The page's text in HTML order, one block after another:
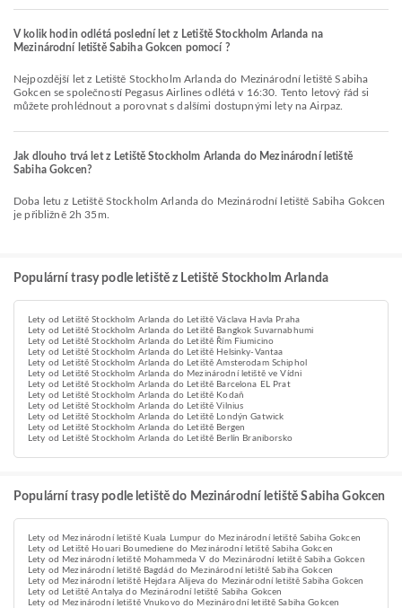
V kolik hodin odlétá poslední let z Letiště Stockholm Arlanda na
Mezinárodní letiště Sabiha Gokcen pomocí ?
Nejpozdější let z Letiště Stockholm Arlanda do Mezinárodní letiště Sabiha
Gokcen se společností Pegasus Airlines odlétá v 16:30. Tento letový řád si
můžete prohlédnout a porovnat s dalšími dostupnými lety na Airpaz.
Jak dlouho trvá let z Letiště Stockholm Arlanda do Mezinárodní letiště
Sabiha Gokcen?
Doba letu z Letiště Stockholm Arlanda do Mezinárodní letiště Sabiha Gokcen
je přibližně 2h 35m.
Populární trasy podle letiště z Letiště Stockholm Arlanda
Lety od Letiště Stockholm Arlanda do Letiště Václava Havla Praha
Lety od Letiště Stockholm Arlanda do Letiště Bangkok Suvarnabhumi
Lety od Letiště Stockholm Arlanda do Letiště Řím Fiumicino
Lety od Letiště Stockholm Arlanda do Letiště Helsinky-Vantaa
Lety od Letiště Stockholm Arlanda do Letiště Amsterodam Schiphol
Lety od Letiště Stockholm Arlanda do Mezinárodní letiště ve Vídni
Lety od Letiště Stockholm Arlanda do Letiště Barcelona EL Prat
Lety od Letiště Stockholm Arlanda do Letiště Kodaň
Lety od Letiště Stockholm Arlanda do Letiště Vilnius
Lety od Letiště Stockholm Arlanda do Letiště Londýn Gatwick
Lety od Letiště Stockholm Arlanda do Letiště Bergen
Lety od Letiště Stockholm Arlanda do Letiště Berlín Braniborsko
Populární trasy podle letiště do Mezinárodní letiště Sabiha Gokcen
Lety od Mezinárodní letiště Kuala Lumpur do Mezinárodní letiště Sabiha Gokcen
Lety od Letiště Houari Boumediene do Mezinárodní letiště Sabiha Gokcen
Lety od Mezinárodní letiště Mohammeda V do Mezinárodní letiště Sabiha Gokcen
Lety od Mezinárodní letiště Bagdád do Mezinárodní letiště Sabiha Gokcen
Lety od Mezinárodní letiště Hejdara Alijeva do Mezinárodní letiště Sabiha Gokcen
Lety od Letiště Antalya do Mezinárodní letiště Sabiha Gokcen
Lety od Mezinárodní letiště Vnukovo do Mezinárodní letiště Sabiha Gokcen